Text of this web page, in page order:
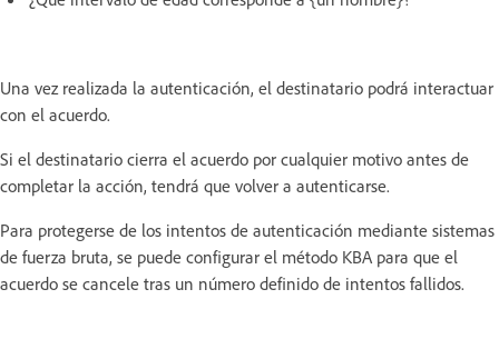
Una vez realizada la autenticación, el destinatario podrá interactuar
con el acuerdo.
Si el destinatario cierra el acuerdo por cualquier motivo antes de
completar la acción, tendrá que volver a autenticarse.
Para protegerse de los intentos de autenticación mediante sistemas
de fuerza bruta, se puede configurar el método KBA para que el
acuerdo se cancele tras un número definido de intentos fallidos.